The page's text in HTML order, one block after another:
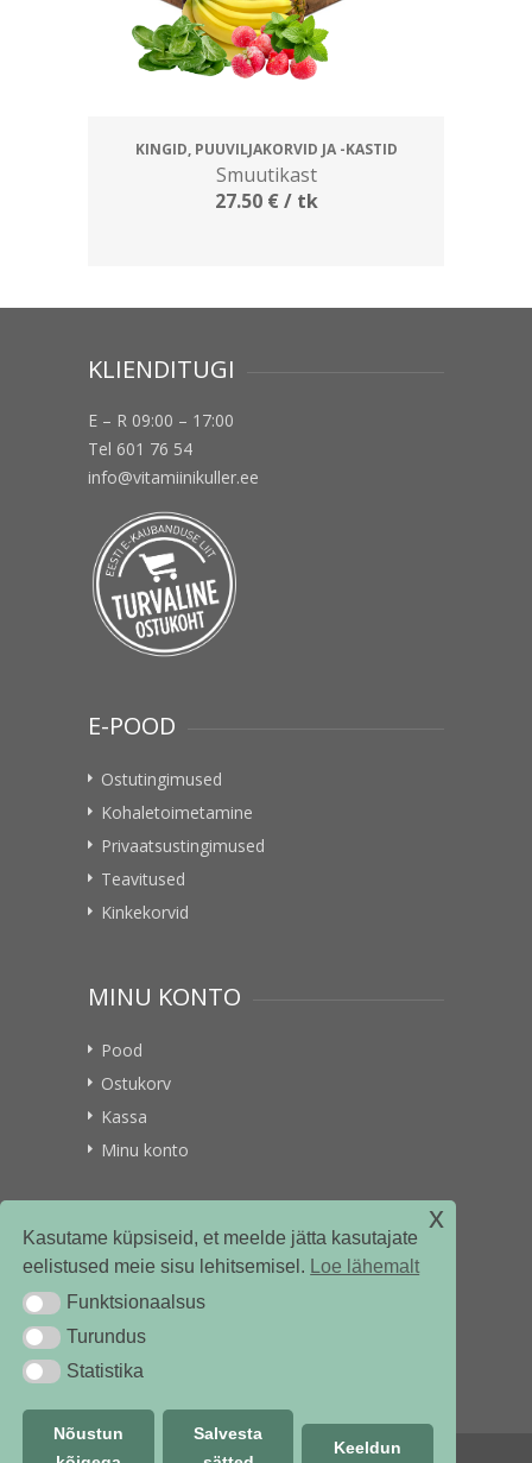
Kasutame küpsiseid, et meelde jätta kasutajate
eelistused meie sisu lehitsemisel. Loe lähemalt
Funktsionaalsus
Funktsionaalsus
TurundusTurundus
StatistikaStatistika
Nõustun
Salvesta
Keeldun
x
KINGID, PUUVILJAKORVID JA -KASTID
Smuutikast
27.50 €/ tk
KLIENDITUGI
E – R 09:00 – 17:00
Tel 601 76 54
info@vitamiinikuller.ee
E-POOD
Ostutingimused
Kohaletoimetamine
Privaatsustingimused
Teavitused
Kinkekorvid
MINU KONTO
Pood
Ostukorv
Kassa
Minu konto
VITAMIINIKULLER.EE